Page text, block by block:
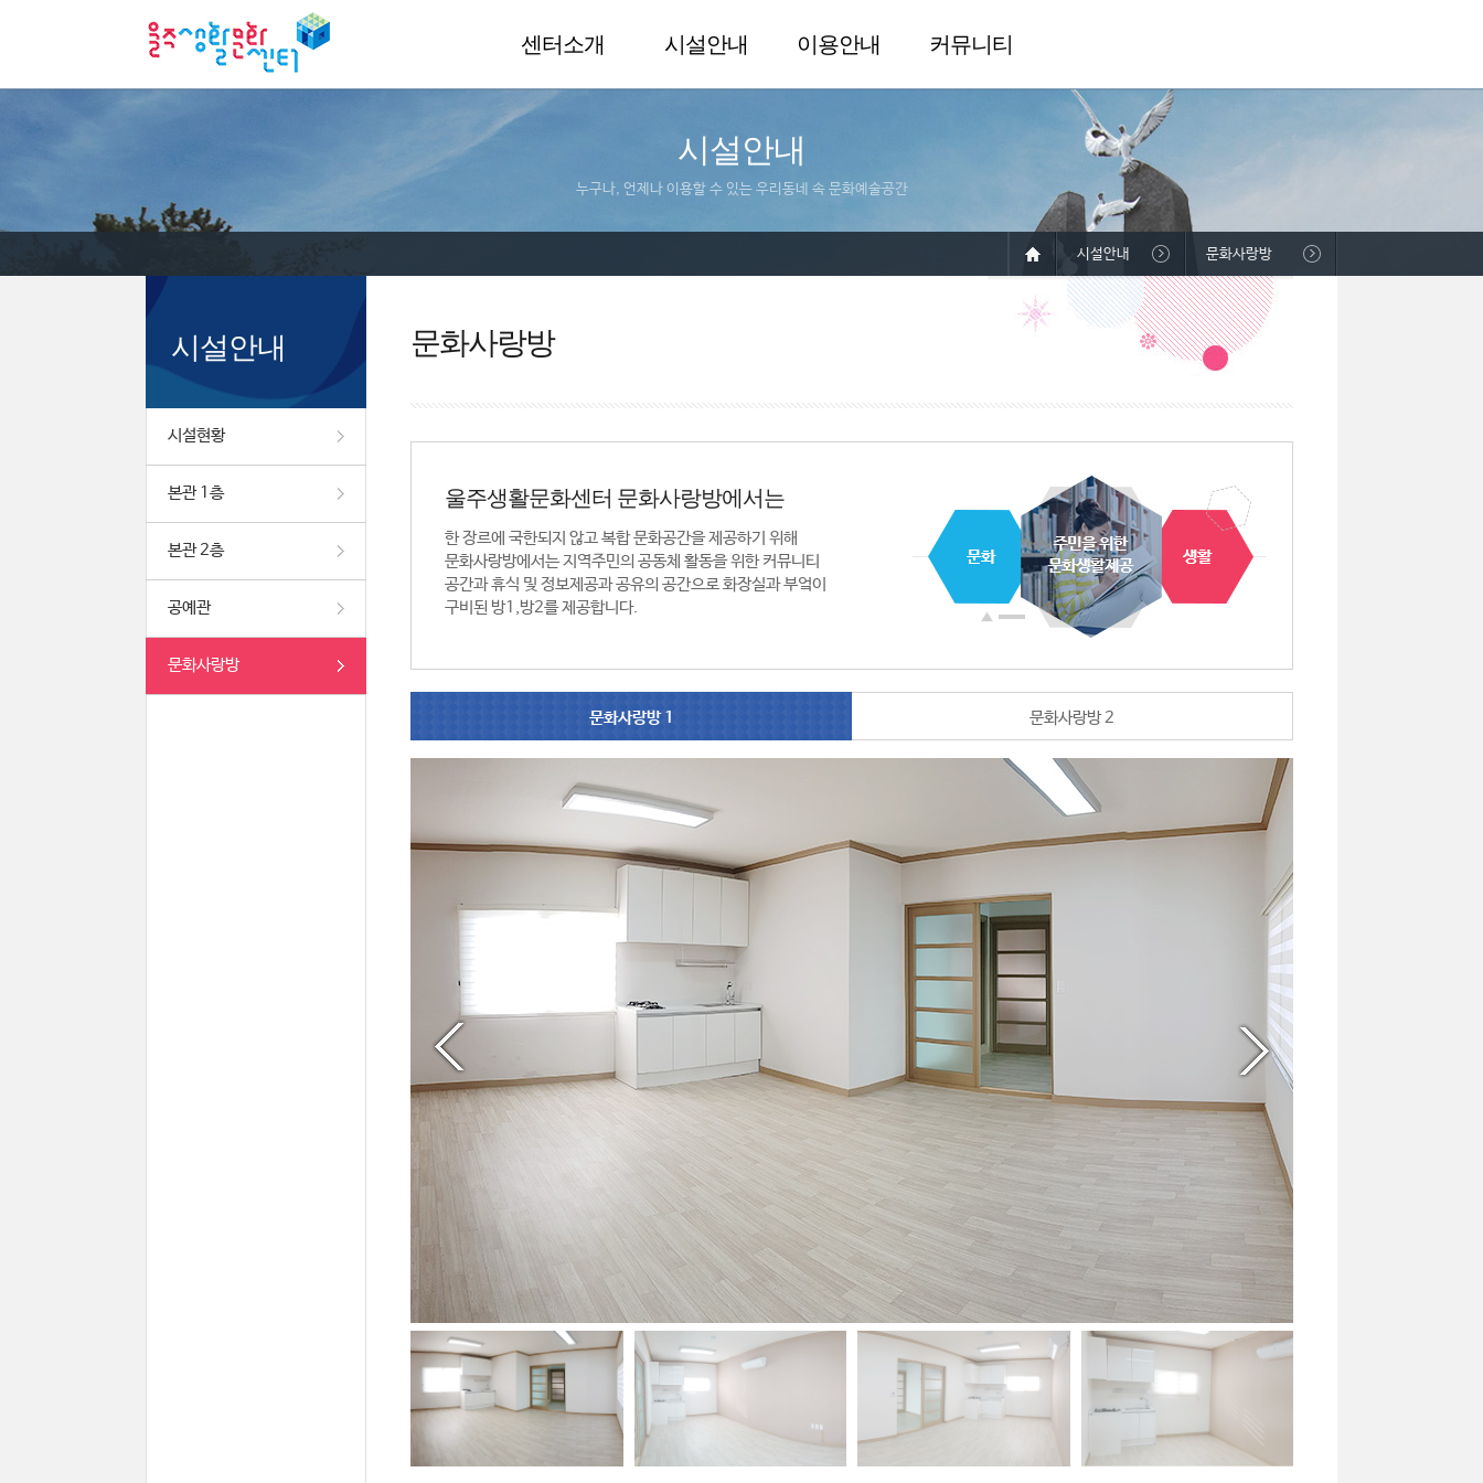
센터소개 시설안내 이용안내 커뮤니티
시설안내
누구나, 언제나 이용할 수 있는 우리동네 속 문화예술공간
시설안내
시설현황
본관 1층
본관 2층
공예관
문화사랑방
시설안내 문화사랑방
문화사랑방
울주생활문화센터 문화사랑방에서는
한 장르에 국한되지 않고 복합 문화공간을 제공하기 위해
문화사랑방에서는 지역주민의 공동체 활동을 위한 커뮤니티
공간과 휴식 및 정보제공과 공유의 공간으로 화장실과 부엌이
구비된 방1,방2를 제공합니다.
문화사랑방 1 문화사랑방 2